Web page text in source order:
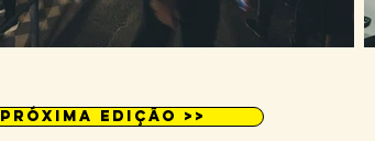
PróXIMA EDIÇÃO >>